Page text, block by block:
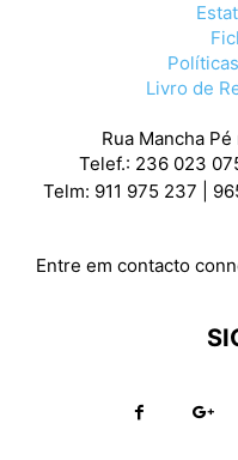
Livro de
Rua Mancha
Telef.: 236 023
Telm: 911 975 237 |
Entre em contacto